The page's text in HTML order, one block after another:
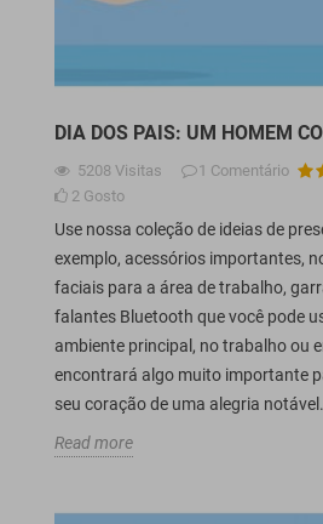
DIA DOS PAIS: UM HOMEM
5208 Visitas 1 Comentário
2 Gosto
Use nossa coleção de ideias de
exemplo, acessórios importantes,
faciais para a área de trabalho,
falantes Bluetooth que você pode
ambiente principal, no trabalho ou
encontrará algo muito importante
seu coração de uma alegria notável.
Read more